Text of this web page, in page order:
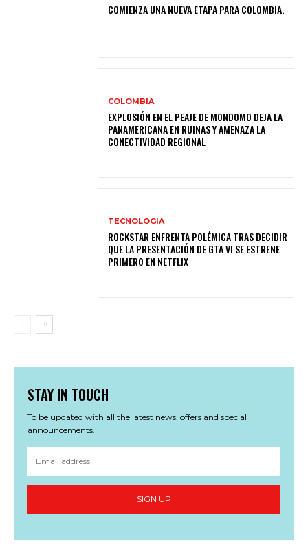
COMIENZA UNA NUEVA ETAPA PARA COLOMBIA.
COLOMBIA
EXPLOSIÓN EN EL PEAJE DE MONDOMO DEJA LA
PANAMERICANA EN RUINAS Y AMENAZA LA
CONECTIVIDAD REGIONAL
TECNOLOGIA
ROCKSTAR ENFRENTA POLÉMICA TRAS DECIDIR
QUE LA PRESENTACIÓN DE GTA VI SE ESTRENE
PRIMERO EN NETFLIX
STAY IN TOUCH
To be updated with all the latest news, offers and special
announcements.
SIGN UP